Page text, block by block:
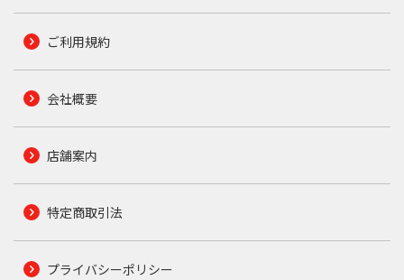
ご利用規約
会社概要
店舗案内
特定商取引法
プライバシーポリシー